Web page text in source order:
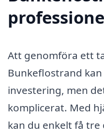
Att genomföra ett
Bunkeflostrand
investering, men
komplicerat. Med
kan du enkelt få